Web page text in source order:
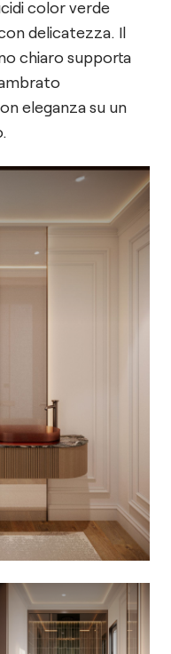
color verde
delicatezza. Il
chiaro supporta
eleganza su un